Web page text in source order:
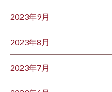
2023年9月
2023年8月
2023年7月